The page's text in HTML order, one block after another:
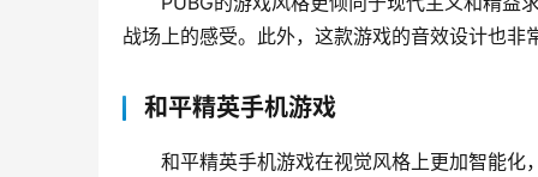
战场上的感受。此外，这款游戏的音效设计也
和平精英手机游戏
和平精英手机游戏在视觉风格上更加智能